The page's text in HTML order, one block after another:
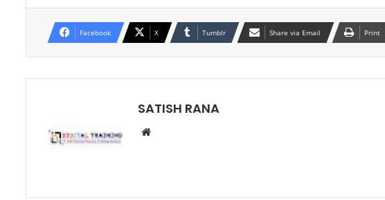
Facebook X Tumblr Share via Email Print
SATISH RANA